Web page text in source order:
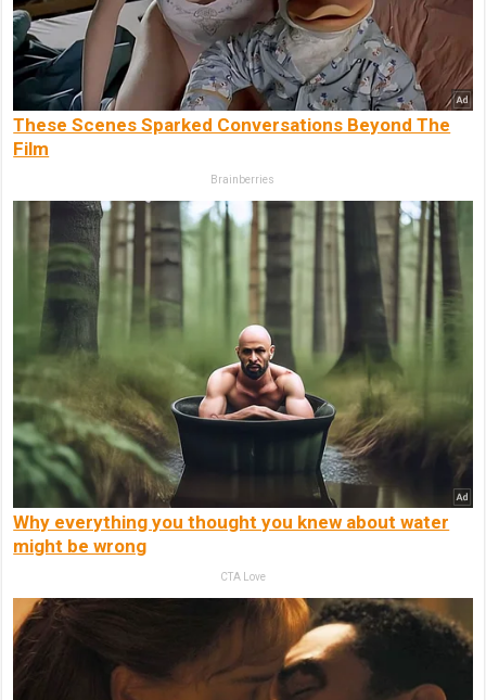
These Scenes Sparked Conversations Beyond The
Film
Brainberries
Why everything you thought you knew about water
might be wrong
CTA Love